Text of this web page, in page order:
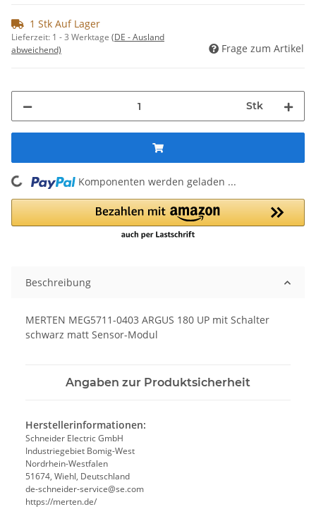
1 Stk Auf Lager
Lieferzeit: 1 - 3 Werktage (DE - Ausland
abweichend)
Frage zum Artikel
Stk
Loading... Komponenten werden geladen ...
Beschreibung
MERTEN MEG5711-0403 ARGUS 180 UP mit Schalter
schwarz matt Sensor-Modul
Angaben zur Produktsicherheit
Herstellerinformationen:
Schneider Electric GmbH
Industriegebiet Bomig-West
Nordrhein-Westfalen
51674, Wiehl, Deutschland
de-schneider-service@se.com
https://merten.de/